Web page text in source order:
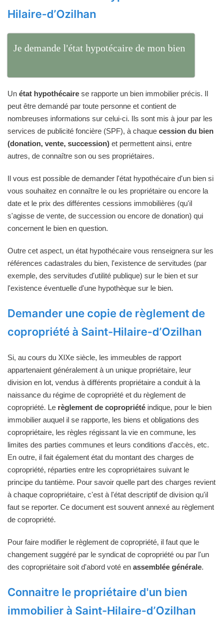
Hilaire-d’Ozilhan
Je demande l'état hypotécaire de mon bien
Un état hypothécaire se rapporte un bien immobilier précis. Il
peut être demandé par toute personne et contient de
nombreuses informations sur celui-ci. Ils sont mis à jour par les
services de publicité foncière (SPF), à chaque cession du bien
(donation, vente, succession) et permettent ainsi, entre
autres, de connaître son ou ses propriétaires.
Il vous est possible de demander l'état hypothécaire d'un bien si
vous souhaitez en connaître le ou les propriétaire ou encore la
date et le prix des différentes cessions immobilières (qu'il
s'agisse de vente, de succession ou encore de donation) qui
concernent le bien en question.
Outre cet aspect, un état hypothécaire vous renseignera sur les
références cadastrales du bien, l'existence de servitudes (par
exemple, des servitudes d'utilité publique) sur le bien et sur
l'existence éventuelle d'une hypothèque sur le bien.
Demander une copie de règlement de
copropriété à Saint-Hilaire-d’Ozilhan
Si, au cours du XIXe siècle, les immeubles de rapport
appartenaient généralement à un unique propriétaire, leur
division en lot, vendus à différents propriétaire a conduit à la
naissance du régime de copropriété et du règlement de
copropriété. Le règlement de copropriété indique, pour le bien
immobilier auquel il se rapporte, les biens et obligations des
copropriétaire, les règles régissant la vie en commune, les
limites des parties communes et leurs conditions d'accès, etc.
En outre, il fait également état du montant des charges de
copropriété, réparties entre les copropriétaires suivant le
principe du tantième. Pour savoir quelle part des charges revient
à chaque copropriétaire, c'est à l'état descriptif de division qu'il
faut se reporter. Ce document est souvent annexé au règlement
de copropriété.
Pour faire modifier le règlement de copropriété, il faut que le
changement suggéré par le syndicat de copropriété ou par l'un
des copropriétaire soit d'abord voté en assemblée générale.
Connaitre le propriétaire d'un bien
immobilier à Saint-Hilaire-d’Ozilhan